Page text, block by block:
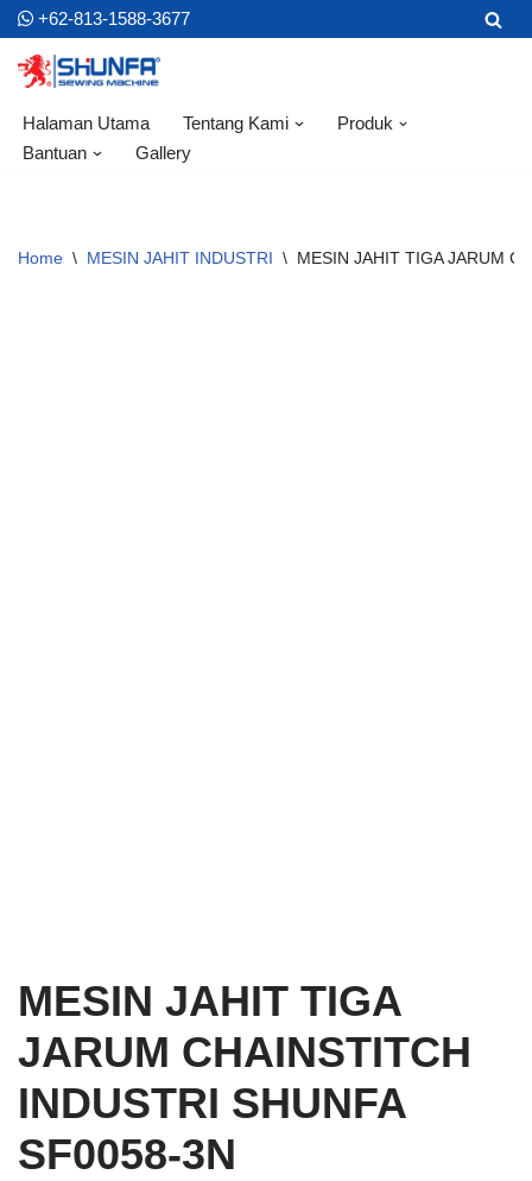
Skip
to
content
+62-813-1588-3677
Halaman Utama Tentang Kami
Produk
Bantuan
Gallery
Home \ MESIN JAHIT INDUSTRI \ MESIN JAHIT TIGA JARUM
MESIN JAHIT TIGA
JARUM CHAINSTITCH
INDUSTRI SHUNFA
SF0058-3N